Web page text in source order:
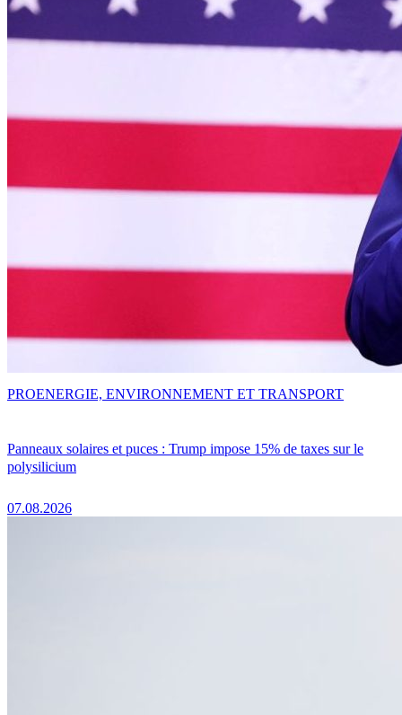
Panneaux solaires et puces : Trump impose 15% de taxes sur le
polysilicium
07.08.2026
PROENERGIE, ENVIRONNEMENT ET TRANSPORT